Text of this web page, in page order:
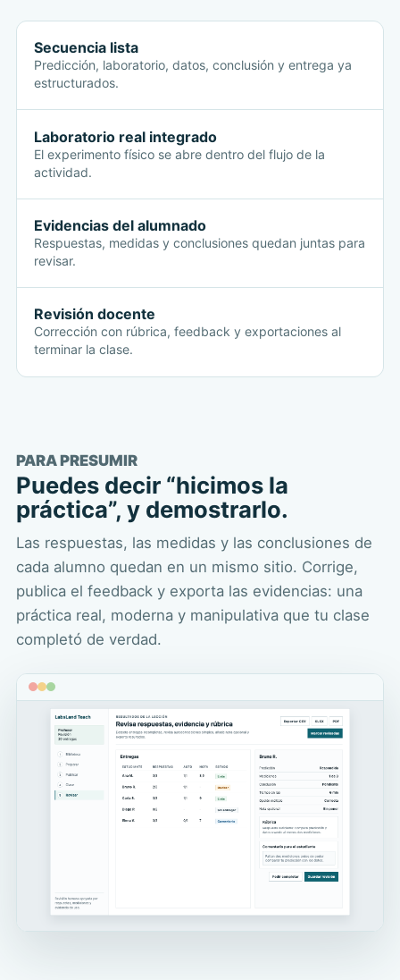
Secuencia lista
Predicción, laboratorio, datos, conclusión y entrega ya
estructurados.
Laboratorio real integrado
El experimento físico se abre dentro del flujo de la
actividad.
Evidencias del alumnado
Respuestas, medidas y conclusiones quedan juntas para
revisar.
Revisión docente
Corrección con rúbrica, feedback y exportaciones al
terminar la clase.
PARA PRESUMIR
Puedes decir “hicimos la
práctica”, y demostrarlo.
Las respuestas, las medidas y las conclusiones de
cada alumno quedan en un mismo sitio. Corrige,
publica el feedback y exporta las evidencias: una
práctica real, moderna y manipulativa que tu clase
completó de verdad.